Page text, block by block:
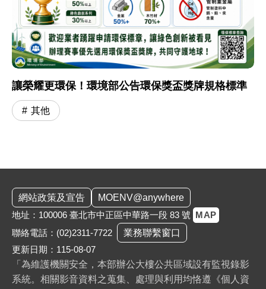
讓榮耀更環保！環境部公告環保獎盃獎牌規格標準
其他
網站政策及宣告
MOENV@anywhere
地址：100006 臺北市中正區中華路一段 83 號 MAP
聯絡電話： (02)2311-7722
業務聯繫窗口
更新日期：115-08-07
「為維護機關安全，本部辦公大樓公共區域設有監視錄影
系統。相關影音資料之蒐集、處理與利用均恪遵《個人資